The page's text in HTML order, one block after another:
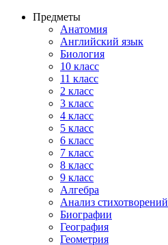
Предметы
Анатомия
Английский язык
Биология
10 класс
11 класс
2 класс
3 класс
4 класс
5 класс
6 класс
7 класс
8 класс
9 класс
Алгебра
Анализ стихотворений
Биографии
География
Геометрия